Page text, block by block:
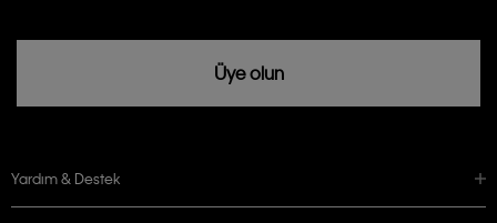
Üye olun
Yardım & Destek